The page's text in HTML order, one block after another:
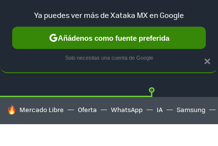
GUÍA DE COMPRAS MERCADO LIBRE
HOY SE HABLA DE
Mercado Libre Oferta WhatsApp IA Samsung
×
Ya puedes ver más de Xataka MX en Google
Añádenos como fuente preferida
Solo necesitas una cuenta de Google